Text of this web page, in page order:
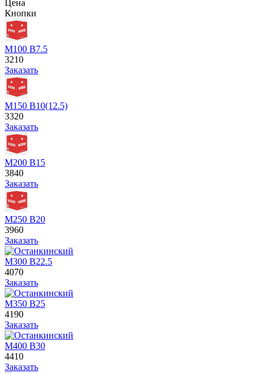
Цена
Кнопки
М100 В7.5
3210
Заказать
М150 В10(12.5)
3320
Заказать
М200 В15
3840
Заказать
М250 В20
3960
Заказать
М300 В22.5
4070
Заказать
М350 В25
4190
Заказать
М400 В30
4410
Заказать